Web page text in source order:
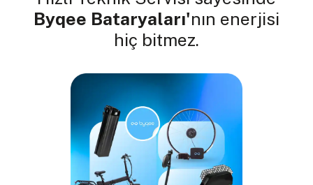
Byqee Bataryaları'nın enerjisi
hiç bitmez.